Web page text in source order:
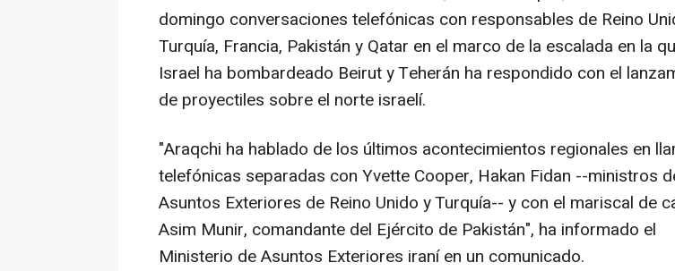
domingo conversaciones telefónicas con responsables de Reino
Turquía, Francia, Pakistán y Qatar en el marco de la escalada en la
Israel ha bombardeado Beirut y Teherán ha respondido con el
de proyectiles sobre el norte israelí.
"Araqchi ha hablado de los últimos acontecimientos regionales en
telefónicas separadas con Yvette Cooper, Hakan Fidan --ministros
Asuntos Exteriores de Reino Unido y Turquía-- y con el mariscal de
Asim Munir, comandante del Ejército de Pakistán", ha informado el
Ministerio de Asuntos Exteriores iraní en un comunicado.